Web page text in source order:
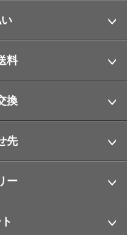
料
換
先
ー